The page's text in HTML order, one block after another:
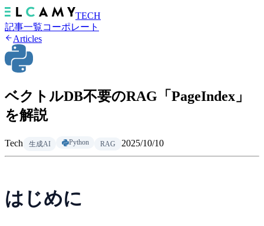
TECH
記事一覧コーポレート
Articles
ベクトルDB不要のRAG「PageIndex」
を解説
Tech 生成AI Python RAG 2025/10/10
はじめに